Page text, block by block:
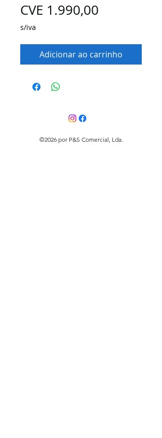
CVE 1.990,00
s/iva
Adicionar ao carrinho
©2026 por P&S Comercial, Lda.